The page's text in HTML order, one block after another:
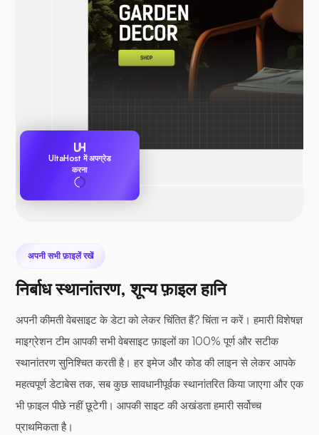
UltaHost में अपग्रेड
करना
अपनी सभी फ़ाइलें रखें
निर्बाध स्थानांतरण, शून्य फ़ाइल हानि
अपनी कीमती वेबसाइट के डेटा को लेकर चिंतित हैं? चिंता न करें। हमारी विशेषज्ञ
माइग्रेशन टीम आपकी सभी वेबसाइट फ़ाइलों का 100% पूर्ण और सटीक
स्थानांतरण सुनिश्चित करती है। हर इमेज और कोड की लाइन से लेकर आपके
महत्वपूर्ण डेटाबेस तक, सब कुछ सावधानीपूर्वक स्थानांतरित किया जाएगा और एक
भी फ़ाइल पीछे नहीं छूटेगी। आपकी साइट की अखंडता हमारी सर्वोच्च
प्राथमिकता है।